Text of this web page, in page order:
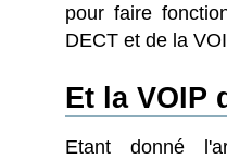
pour faire
DECT et de la
Et la VOIP
Etant donné